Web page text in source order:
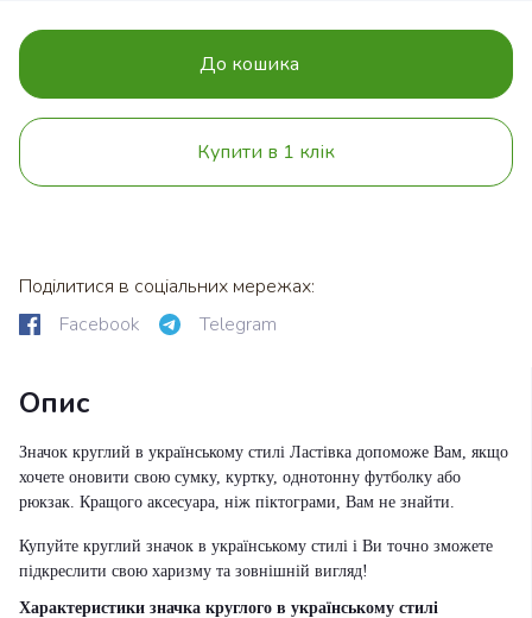
До кошика
Купити в 1 клік
Поділитися в соціальних мережах:
Facebook
Telegram
Опис
Значок круглий в українському стилі Ластівка допоможе Вам, якщо
хочете оновити свою сумку, куртку, однотонну футболку або
рюкзак. Кращого аксесуара, ніж піктограми, Вам не знайти.
Купуйте круглий значок в українському стилі і Ви точно зможете
підкреслити свою харизму та зовнішній вигляд!
Характеристики значка круглого в українському стилі